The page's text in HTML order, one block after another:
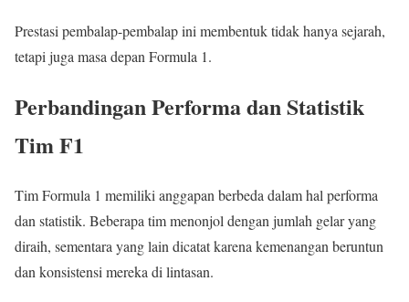
Prestasi pembalap-pembalap ini membentuk tidak hanya sejarah,
tetapi juga masa depan Formula 1.
Perbandingan Performa dan Statistik
Tim F1
Tim Formula 1 memiliki anggapan berbeda dalam hal performa
dan statistik. Beberapa tim menonjol dengan jumlah gelar yang
diraih, sementara yang lain dicatat karena kemenangan beruntun
dan konsistensi mereka di lintasan.